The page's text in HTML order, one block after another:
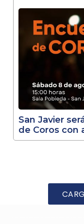
San Javier
de Coros con